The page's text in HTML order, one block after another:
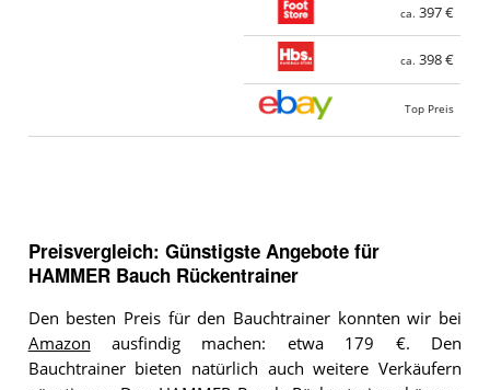
ca. 397 €
ca. 398 €
Top Preis
Preisvergleich: Günstigste Angebote für
HAMMER Bauch Rückentrainer
Den besten Preis für den Bauchtrainer konnten wir bei
Amazon ausfindig machen: etwa 179 €. Den
Bauchtrainer bieten natürlich auch weitere Verkäufern